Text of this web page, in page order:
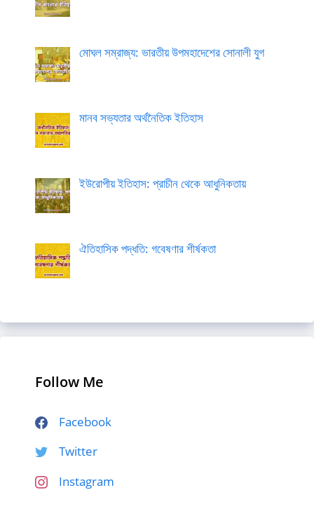
মোঘল সম্রাজ্য: ভারতীয় উপমহাদেশের সোনালী যুগ
মানব সভ্যতার অর্থনৈতিক ইতিহাস
ইউরোপীয় ইতিহাস: প্রাচীন থেকে আধুনিকতায়
ঐতিহাসিক পদ্ধতি: গবেষণার শীর্ষকতা
Follow Me
Facebook
Twitter
Instagram